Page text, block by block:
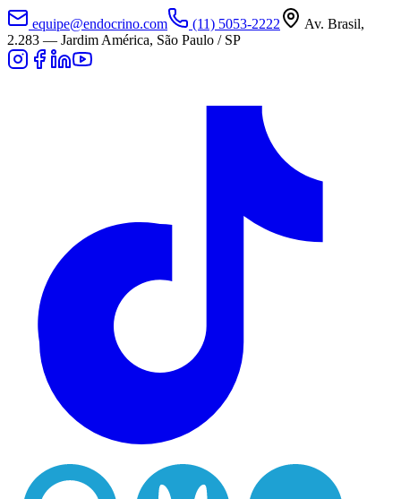
equipe@endocrino.com (11) 5053-2222
Av. Brasil,
2.283 — Jardim América, São Paulo / SP